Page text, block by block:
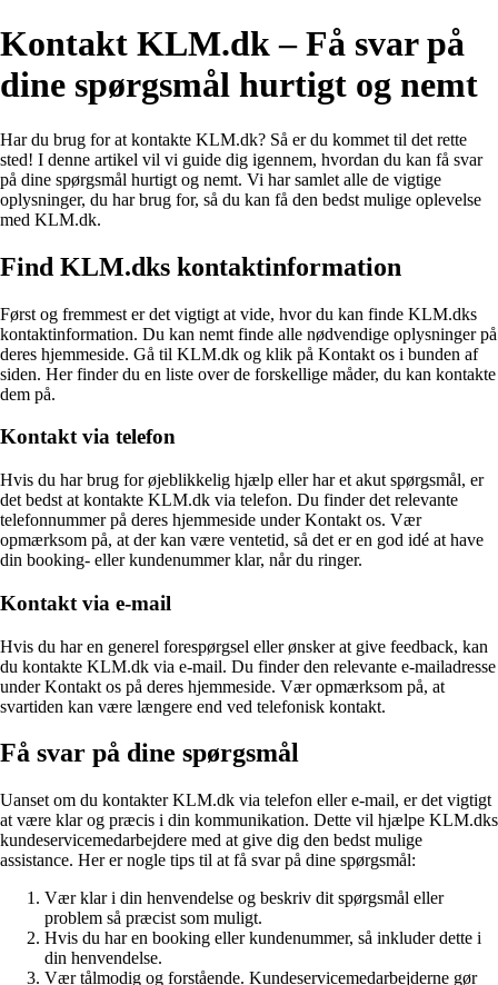
Kontakt KLM.dk – Få svar på
dine spørgsmål hurtigt og nemt
Har du brug for at kontakte KLM.dk? Så er du kommet til det rette
sted! I denne artikel vil vi guide dig igennem, hvordan du kan få svar
på dine spørgsmål hurtigt og nemt. Vi har samlet alle de vigtige
oplysninger, du har brug for, så du kan få den bedst mulige oplevelse
med KLM.dk.
Find KLM.dks kontaktinformation
Først og fremmest er det vigtigt at vide, hvor du kan finde KLM.dks
kontaktinformation. Du kan nemt finde alle nødvendige oplysninger på
deres hjemmeside. Gå til KLM.dk og klik på Kontakt os i bunden af
siden. Her finder du en liste over de forskellige måder, du kan kontakte
dem på.
Kontakt via telefon
Hvis du har brug for øjeblikkelig hjælp eller har et akut spørgsmål, er
det bedst at kontakte KLM.dk via telefon. Du finder det relevante
telefonnummer på deres hjemmeside under Kontakt os. Vær
opmærksom på, at der kan være ventetid, så det er en god idé at have
din booking- eller kundenummer klar, når du ringer.
Kontakt via e-mail
Hvis du har en generel forespørgsel eller ønsker at give feedback, kan
du kontakte KLM.dk via e-mail. Du finder den relevante e-mailadresse
under Kontakt os på deres hjemmeside. Vær opmærksom på, at
svartiden kan være længere end ved telefonisk kontakt.
Få svar på dine spørgsmål
Uanset om du kontakter KLM.dk via telefon eller e-mail, er det vigtigt
at være klar og præcis i din kommunikation. Dette vil hjælpe KLM.dks
kundeservicemedarbejdere med at give dig den bedst mulige
assistance. Her er nogle tips til at få svar på dine spørgsmål:
Vær klar i din henvendelse og beskriv dit spørgsmål eller
problem så præcist som muligt.
Hvis du har en booking eller kundenummer, så inkluder dette i
din henvendelse.
Vær tålmodig og forstående. Kundeservicemedarbejderne gør